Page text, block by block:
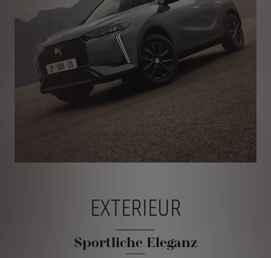
EXTERIEUR
Sportliche Eleganz